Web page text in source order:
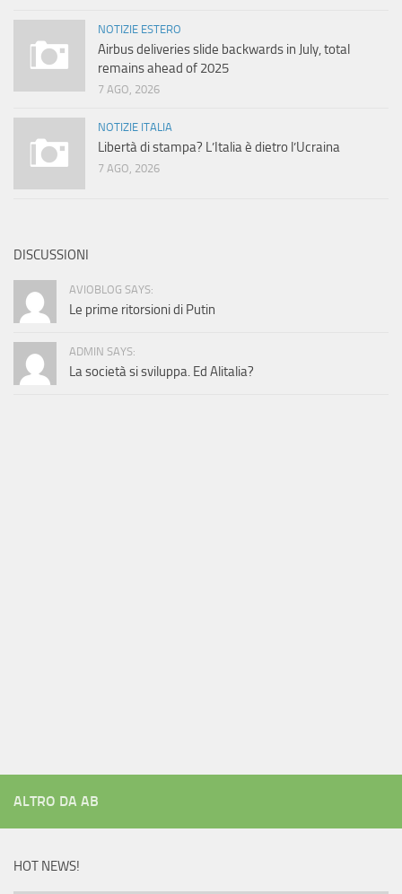
NOTIZIE ESTERO
Airbus deliveries slide backwards in July, total
remains ahead of 2025
7 AGO, 2026
NOTIZIE ITALIA
Libertà di stampa? L’Italia è dietro l’Ucraina
7 AGO, 2026
DISCUSSIONI
AVIOBLOG SAYS:
Le prime ritorsioni di Putin
ADMIN SAYS:
La società si sviluppa. Ed Alitalia?
ALTRO DA AB
HOT NEWS!